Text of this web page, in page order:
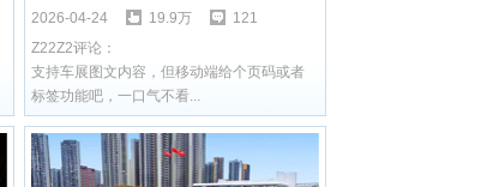
北京车展重磅车汇总
2026-04-24 19.9万
121
Z22Z2评论：
支持车展图文内容，但移动端给个页码或者
标签功能吧，一口气不看...